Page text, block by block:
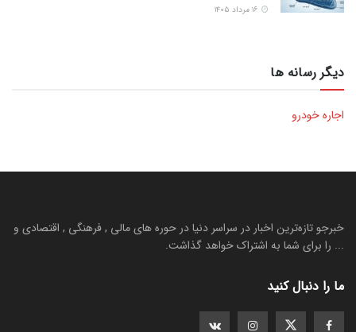
دیگر رسانه ها
اجاره خودرو
خبرجو تازه‌ترین اخبار در سراسر دنیا در حوره های مالی , فرهنگی , اقتصادی و
... را برای شما به اشتراک خواهد گذاشت.
ما را دنبال کنید